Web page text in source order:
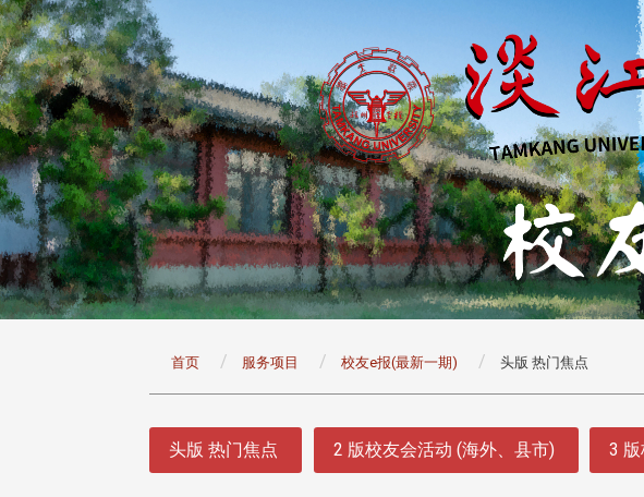
首页 服务项目 校友e报(最新一期) 头版 热门焦点
头版 热门焦点 2 版校友会活动 (海外、县市) 3